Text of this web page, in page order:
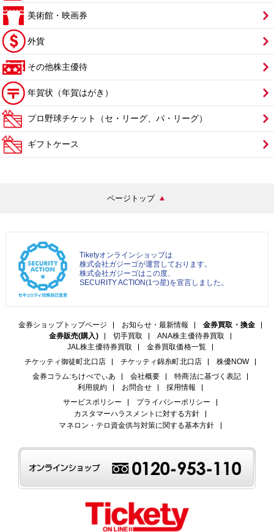
美術館・映画券
外貨
その他株主優待
年賀状（年賀はがき）
プロ野球チケット（セ・リーグ、パ・リーグ）
ギフトケース
ページトップ
Tiketyオンラインショップは
株式会社ガジーゴが運営しております。
株式会社ガジーゴはこの度、
SECURITY ACTION(1つ星)を宣言しました。
金券ショップトップページ お知らせ・最新情報
金券買取・換金
金券販売(購入)
切手買取
ANA株主優待券買取
JAL株主優待券買取
金券買取価格一覧
チケッティ御徒町北口店
チケッティ錦糸町北口店
株優NOW
金券コラム:ちけぺでぃあ
会社概要
特商法に基づく表記
利用規約
お問合せ
採用情報
サービスポリシー
プライバシーポリシー
カスタマーハラスメントに対する方針
マネロン・テロ資金供与対策に関する基本方針